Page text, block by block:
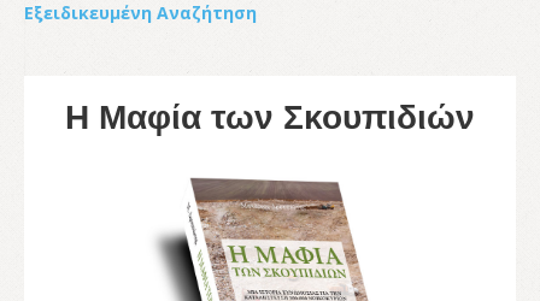
Εξειδικευμένη Αναζήτηση
Η Μαφία των Σκουπιδιών